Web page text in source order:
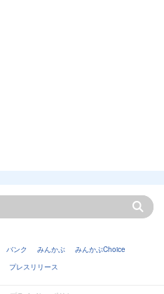
バンク みんかぶ
みんかぶChoice
プレスリリース